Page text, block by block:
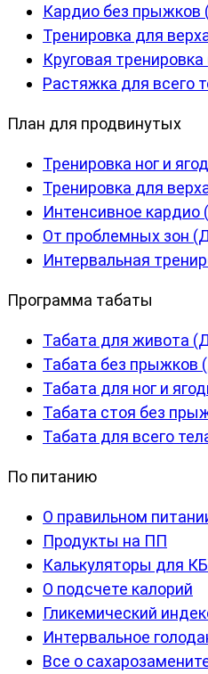
Кардио без прыжков
Тренировка для
Круговая
Растяжка для всего
План для продвинутых
Тренировка ног и
Тренировка для
Интенсивное кардио
От проблемных зон
Интервальная
Программа табаты
Табата для живота
Табата без прыжков
Табата для ног и
Табата стоя без
Табата для всего
По питанию
О правильном
Продукты на ПП
Калькуляторы для
О подсчете калорий
Гликемический
Интервальное
Все о